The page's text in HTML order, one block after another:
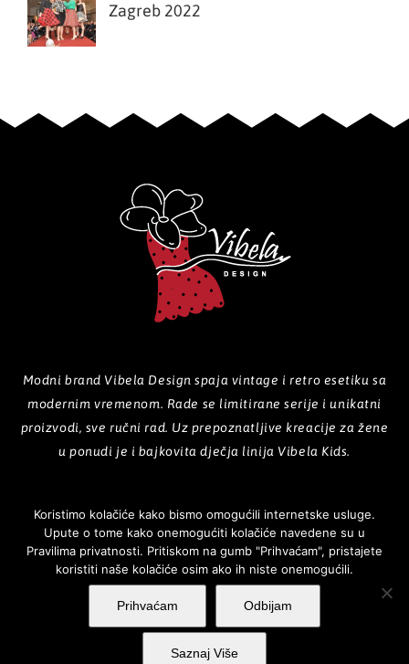
Zagreb 2022
Modni brand Vibela Design spaja vintage i retro esetiku sa
modernim vremenom. Rade se limitirane serije i unikatni
proizvodi, sve ručni rad. Uz prepoznatljive kreacije za žene
u ponudi je i bajkovita dječja linija Vibela Kids.
POČETNA O NAMA PROIZVODI GALERIJA
KOLEKCIJE
NOVOSTI
KONTAKT
Vibela design ©
Koristimo kolačiće kako bismo omogućili internetske usluge.
Upute o tome kako onemogućiti kolačiće navedene su u
Pravilima privatnosti. Pritiskom na gumb "Prihvaćam", pristajete
koristiti naše kolačiće osim ako ih niste onemogućili.
Prihvaćam Odbijam
Saznaj Više